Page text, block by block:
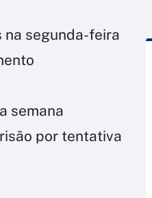
na segunda-feira
semana
por tentativa